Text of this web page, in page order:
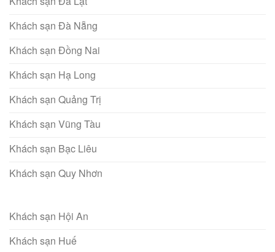
Khách sạn Đà Nẵng
Khách sạn Đồng Nai
Khách sạn Hạ Long
Khách sạn Quảng Trị
Khách sạn Vũng Tàu
Khách sạn Bạc Liêu
Khách sạn Quy Nhơn
Khách sạn Hội An
Khách sạn Huế